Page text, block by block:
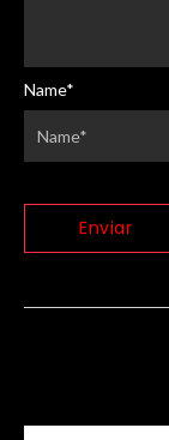
Name*